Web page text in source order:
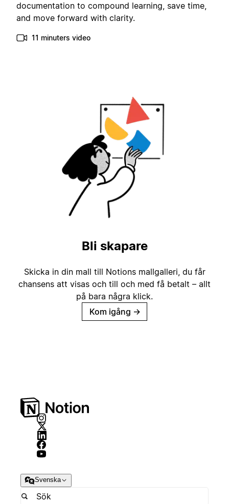
documentation to compound learning, save time,
and move forward with clarity.
11 minuters video
Bli skapare
Skicka in din mall till Notions mallgalleri, du får
chansens att visas och till och med få betalt – allt
på bara några klick.
Kom igång →
Svenska